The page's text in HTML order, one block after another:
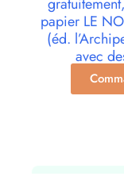
papier LE
(éd.
avec